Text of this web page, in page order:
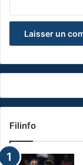
Filinfo